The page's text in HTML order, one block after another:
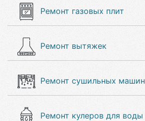
Ремонт газовых плит
Ремонт вытяжек
Ремонт сушильных машин
Ремонт кулеров для воды